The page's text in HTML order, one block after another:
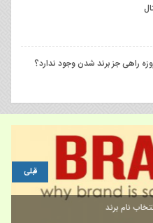
راهی جز برند شدن وجود ندارد؟
و بهداشتی لريش
قبلی